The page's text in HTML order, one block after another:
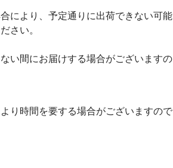
により、予定通りに出荷できない可能
さい。
い間にお届けする場合がございますの
り時間を要する場合がございますので